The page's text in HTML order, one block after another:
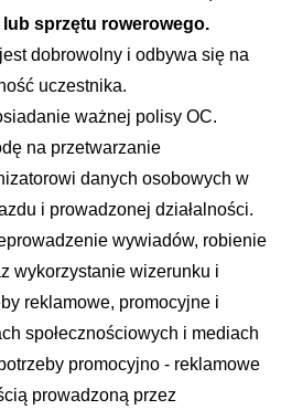
sprzętu rowerowego.
dobrowolny i odbywa się na
uczestnika.
ważnej polisy OC.
na przetwarzanie
danych osobowych w
i prowadzonej działalności.
wywiadów, robienie
wykorzystanie wizerunku i
reklamowe, promocyjne i
społecznościowych i mediach
promocyjno - reklamowe
prowadzoną przez